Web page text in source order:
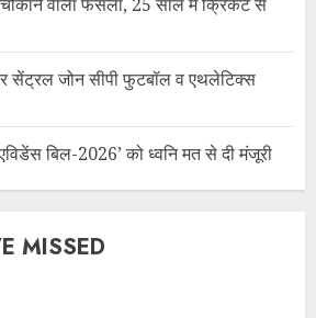
सेंट्रल जोन सीपी फुटबॉल व एथलेटिक्स
बिल-2026’ को ध्वनि मत से दी मंजूरी
MISSED